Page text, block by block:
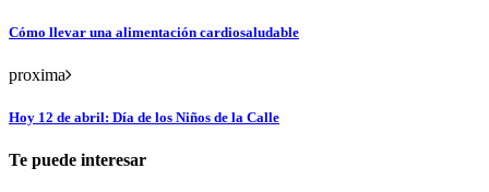
Cómo llevar una alimentación cardiosaludable
proxima
Hoy 12 de abril: Día de los Niños de la Calle
Te puede interesar